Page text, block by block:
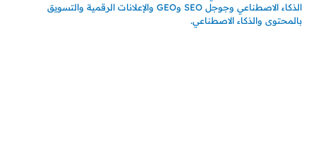
الذكاء الاصطناعي وجوجل SEO وGEO والإعلانات الرقمية والتسويق
بالمحتوى والذكاء الاصطناعي.